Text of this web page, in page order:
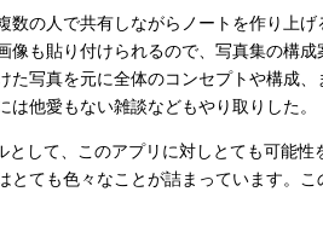
の人で共有しながらノートを作り上げ
像も貼り付けられるので、写真集の構成
写真を元に全体のコンセプトや構成、
他愛もない雑談などもやり取りした。
して、このアプリに対しとても可能性
とても色々なことが詰まっています。こ